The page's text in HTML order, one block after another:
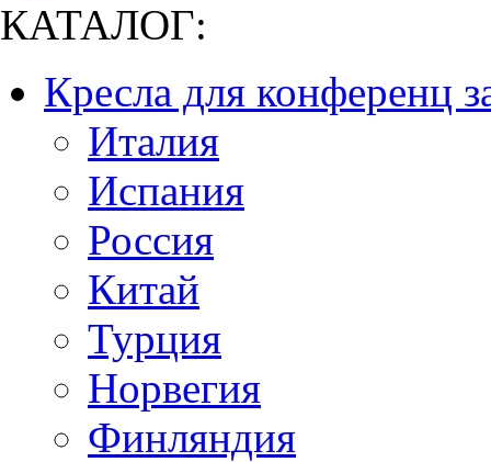
КАТАЛОГ:
Кресла для конференц
Италия
Испания
Россия
Китай
Турция
Норвегия
Финляндия